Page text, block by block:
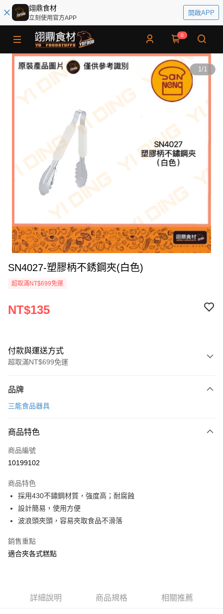
翊鼎食材
立刻使用官方APP
開啟APP
0
1/1
SN4027-塑膠柄不銹鋼夾(白色)
超取滿NT$699免運
NT$135
付款與運送方式
超取滿NT$699免運
信用卡一次付款
運送方式
• 付款後全家取貨
• 付款後7-11取貨
每筆NT$60，滿NT$699(含以上)免運費
(請點開選項勾選)
品牌
三能食品器具
商品特色
商品編號
10199102
商品特色
採用430不鏽鋼材質，強度高；耐腐蝕
設計簡易，使用方便
波浪頭夾頭，容易夾取食品不滑落
銷售重點
適合夾各式糕點
詳細說明 商品規格 相關推薦